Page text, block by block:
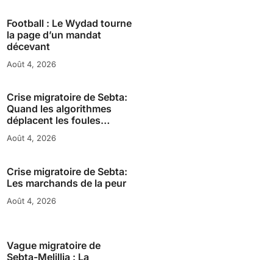
Football : Le Wydad tourne
la page d’un mandat
décevant
Août 4, 2026
Crise migratoire de Sebta:
Quand les algorithmes
déplacent les foules…
Août 4, 2026
Crise migratoire de Sebta:
Les marchands de la peur
Août 4, 2026
Vague migratoire de
Sebta-Melillia : La